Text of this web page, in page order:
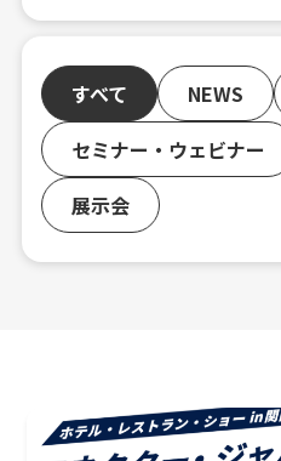
すべて NEWS
セミナー・ウェビナー
展示会